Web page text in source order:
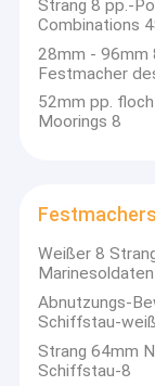
Strang 8 pp.-
Combinations
28mm - 96mm
Festmacher
52mm pp.
Moorings 8
Weißer 8
Marinesoldaten
Abnutzungs-
Schiffstau-
Strang 64mm
Schiffstau-8